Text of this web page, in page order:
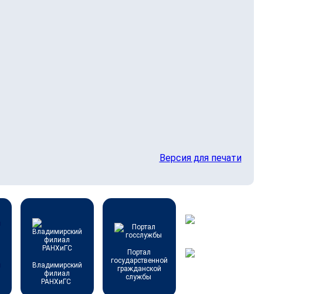
Версия для печати
Владимирский
филиал
РАНХиГС
Портал
государственной
гражданской
службы